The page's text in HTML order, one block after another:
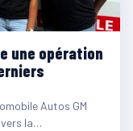
une opération
Autos GM
la…